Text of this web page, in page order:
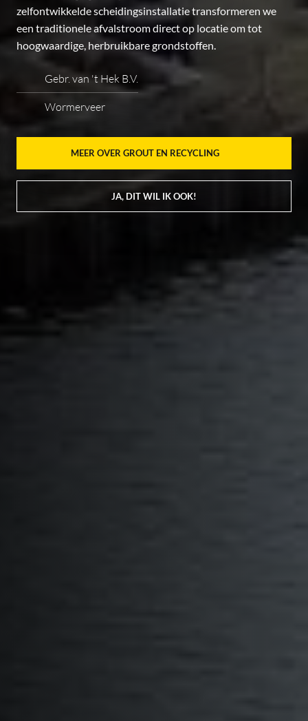
zelfontwikkelde scheidingsinstallatie transformeren we
een traditionele afvalstroom direct op locatie om tot
hoogwaardige, herbruikbare grondstoffen.
Gebr. van 't Hek B.V.
Wormerveer
MEER OVER GROUT EN RECYCLING
JA, DIT WIL IK OOK!